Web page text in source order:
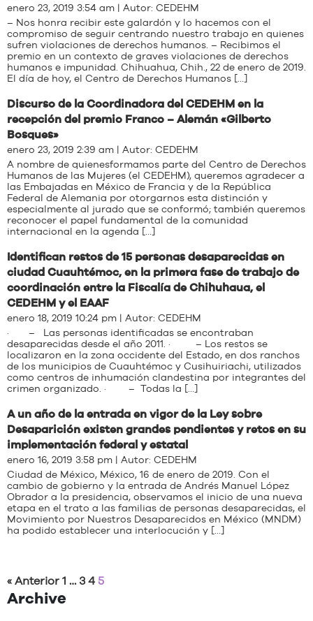
enero 23, 2019 3:54 am | Autor: CEDEHM
– Nos honra recibir este galardón y lo hacemos con el
compromiso de seguir centrando nuestro trabajo en quienes
sufren violaciones de derechos humanos. – Recibimos el
premio en un contexto de graves violaciones de derechos
humanos e impunidad. Chihuahua, Chih., 22 de enero de 2019.
El día de hoy, el Centro de Derechos Humanos […]
Discurso de la Coordinadora del CEDEHM en la
recepción del premio Franco – Alemán «Gilberto
Bosques»
enero 23, 2019 2:39 am | Autor: CEDEHM
A nombre de quienesformamos parte del Centro de Derechos
Humanos de las Mujeres (el CEDEHM), queremos agradecer a
las Embajadas en México de Francia y de la República
Federal de Alemania por otorgarnos esta distinción y
especialmente al jurado que se conformó; también queremos
reconocer el papel fundamental de la comunidad
internacional en la agenda […]
Identifican restos de 15 personas desaparecidas en
ciudad Cuauhtémoc, en la primera fase de trabajo de
coordinación entre la Fiscalía de Chihuhaua, el
CEDEHM y el EAAF
enero 18, 2019 10:24 pm | Autor: CEDEHM
· – Las personas identificadas se encontraban
desaparecidas desde el año 2011. · – Los restos se
localizaron en la zona occidente del Estado, en dos ranchos
de los municipios de Cuauhtémoc y Cusihuiriachi, utilizados
como centros de inhumación clandestina por integrantes del
crimen organizado. · – Todas la […]
A un año de la entrada en vigor de la Ley sobre
Desaparición existen grandes pendientes y retos en su
implementación federal y estatal
enero 16, 2019 3:58 pm | Autor: CEDEHM
Ciudad de México, México, 16 de enero de 2019. Con el
cambio de gobierno y la entrada de Andrés Manuel López
Obrador a la presidencia, observamos el inicio de una nueva
etapa en el trato a las familias de personas desaparecidas, el
Movimiento por Nuestros Desaparecidos en México (MNDM)
ha podido establecer una interlocución y […]
« Anterior 1 … 3 4 5
Archive